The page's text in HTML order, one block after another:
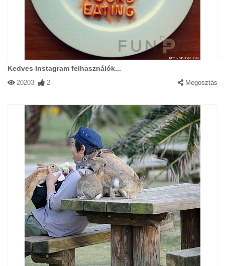
Kedves Instagram felhasználók...
20203 2 Megosztás